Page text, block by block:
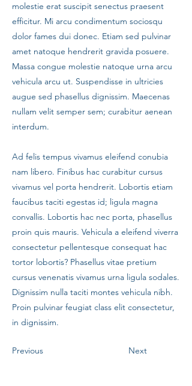
molestie erat suscipit senectus praesent
efficitur. Mi arcu condimentum sociosqu
dolor fames dui donec. Etiam sed pulvinar
amet natoque hendrerit gravida posuere.
Massa congue molestie natoque urna arcu
vehicula arcu ut. Suspendisse in ultricies
augue sed phasellus dignissim. Maecenas
nullam velit semper sem; curabitur aenean
interdum.
Ad felis tempus vivamus eleifend conubia
nam libero. Finibus hac curabitur cursus
vivamus vel porta hendrerit. Lobortis etiam
faucibus taciti egestas id; ligula magna
convallis. Lobortis hac nec porta, phasellus
proin quis mauris. Vehicula a eleifend viverra
consectetur pellentesque consequat hac
tortor lobortis? Phasellus vitae pretium
cursus venenatis vivamus urna ligula sodales.
Dignissim nulla taciti montes vehicula nibh.
Proin pulvinar feugiat class elit consectetur,
in dignissim.
Previous Next